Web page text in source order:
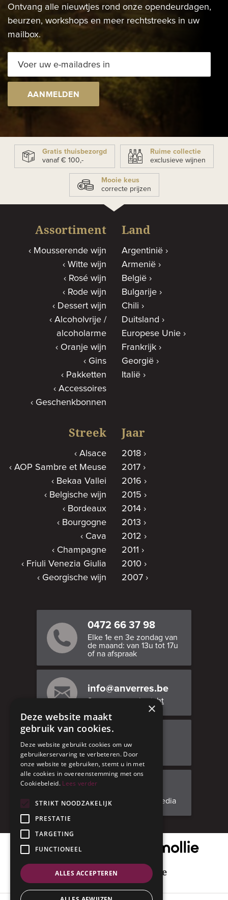
Ontvang alle nieuwtjes rond onze opendeurdagen,
beurzen, workshops en meer rechtstreeks in uw
mailbox.
AANMELDEN
Gratis thuisbezorgd
vanaf € 100,-
Ruime collectie
exclusieve wijnen
Mooie keus
correcte prijzen
Assortiment
Mousserende wijn
Witte wijn
Rosé wijn
Rode wijn
Dessert wijn
Alcoholvrije /
alcoholarme
Oranje wijn
Gins
Pakketten
Accessoires
Geschenkbonnen
Land
Argentinië
Armenië
België
Bulgarije
Chili
Duitsland
Europese Unie
Frankrijk
Georgië
Italië
Streek
Alsace
AOP Sambre et Meuse
Bekaa Vallei
Belgische wijn
Bordeaux
Bourgogne
Cava
Champagne
Friuli Venezia Giulia
Georgische wijn
Jaar
2018
2017
2016
2015
2014
2013
2012
2011
2010
2007
0472 66 37 98
Elke 1e en 3e zondag van
de maand: van 13u tot 17u
of na afspraak
info@anverres.be
Stuur ons een bericht
Adresgegevens
Facebook
Volg ons op social media
Onze veilige betaalpartner
Geniet met mate
×
Deze website maakt
gebruik van cookies.
Deze website gebruikt cookies om uw
gebruikerservaring te verbeteren. Door
onze website te gebruiken, stemt u in met
alle cookies in overeenstemming met ons
Cookiebeleid. Lees verder
STRIKT NOODZAKELIJK
PRESTATIE
TARGETING
FUNCTIONEEL
ALLES ACCEPTEREN